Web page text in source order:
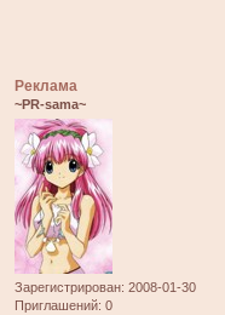
Реклама
~PR-sama~
Зарегистрирован: 2008-01-30
Приглашений: 0